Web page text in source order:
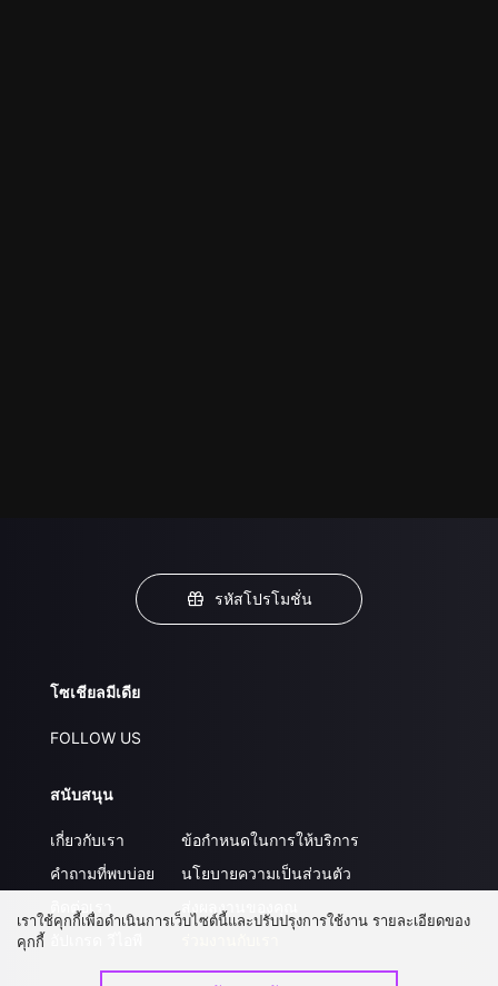
รหัสโปรโมชั่น
โซเชียลมีเดีย
FOLLOW US
สนับสนุน
เกี่ยวกับเรา
คำถามที่พบบ่อย
ติดต่อเรา
ข้อกำหนดในการให้บริการ
นโยบายความเป็นส่วนตัว
ส่งผลงานของคุณ
เราใช้คุกกี้เพื่อดำเนินการเว็บไซต์นี้และปรับปรุงการใช้งาน รายละเอียดของ
คุกกี้